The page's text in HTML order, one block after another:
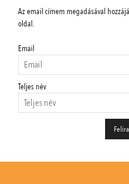
Az email címem megadásával
oldal.
Email
Teljes név